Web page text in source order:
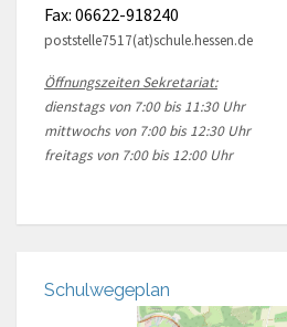
Fax: 06622-918240
poststelle7517(at)schule.hessen.de
Öffnungszeiten Sekretariat:
dienstags von 7:00 bis 11:30 Uhr
mittwochs von 7:00 bis 12:30 Uhr
freitags von 7:00 bis 12:00 Uhr
Schulwegeplan